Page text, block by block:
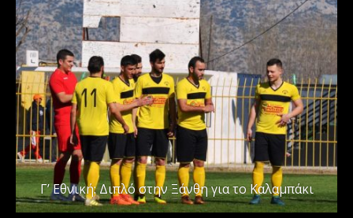
Γ’ Εθνική: Διπλό στην Ξάνθη για το Καλαμπάκι